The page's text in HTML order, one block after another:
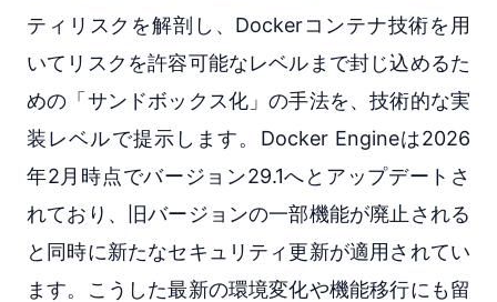
ティリスクを解剖し、Dockerコンテナ技術を用
いてリスクを許容可能なレベルまで封じ込めるた
めの「サンドボックス化」の手法を、技術的な実
装レベルで提示します。Docker Engineは2026
年2月時点でバージョン29.1へとアップデートさ
れており、旧バージョンの一部機能が廃止される
と同時に新たなセキュリティ更新が適用されてい
ます。こうした最新の環境変化や機能移行にも留